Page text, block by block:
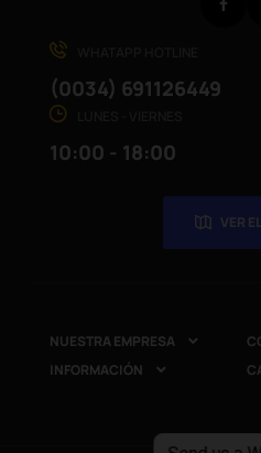
(0034) 691126449
10:00 - 18:00
VER
NUESTRA EMPRESA 
INFORMACIÓN 